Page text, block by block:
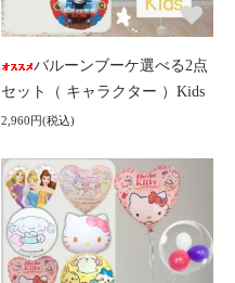
バルーンブーケ選べる2点
セット（ キャラクター ）Kids
2,960円(税込)